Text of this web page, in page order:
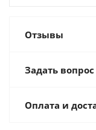
Отзывы
Задать вопрос
Оплата и